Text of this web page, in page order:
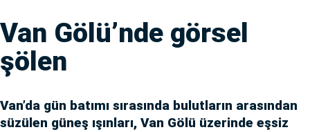
Van Gölü’nde görsel
şölen
Van’da gün batımı sırasında bulutların arasından
süzülen güneş ışınları, Van Gölü üzerinde eşsiz